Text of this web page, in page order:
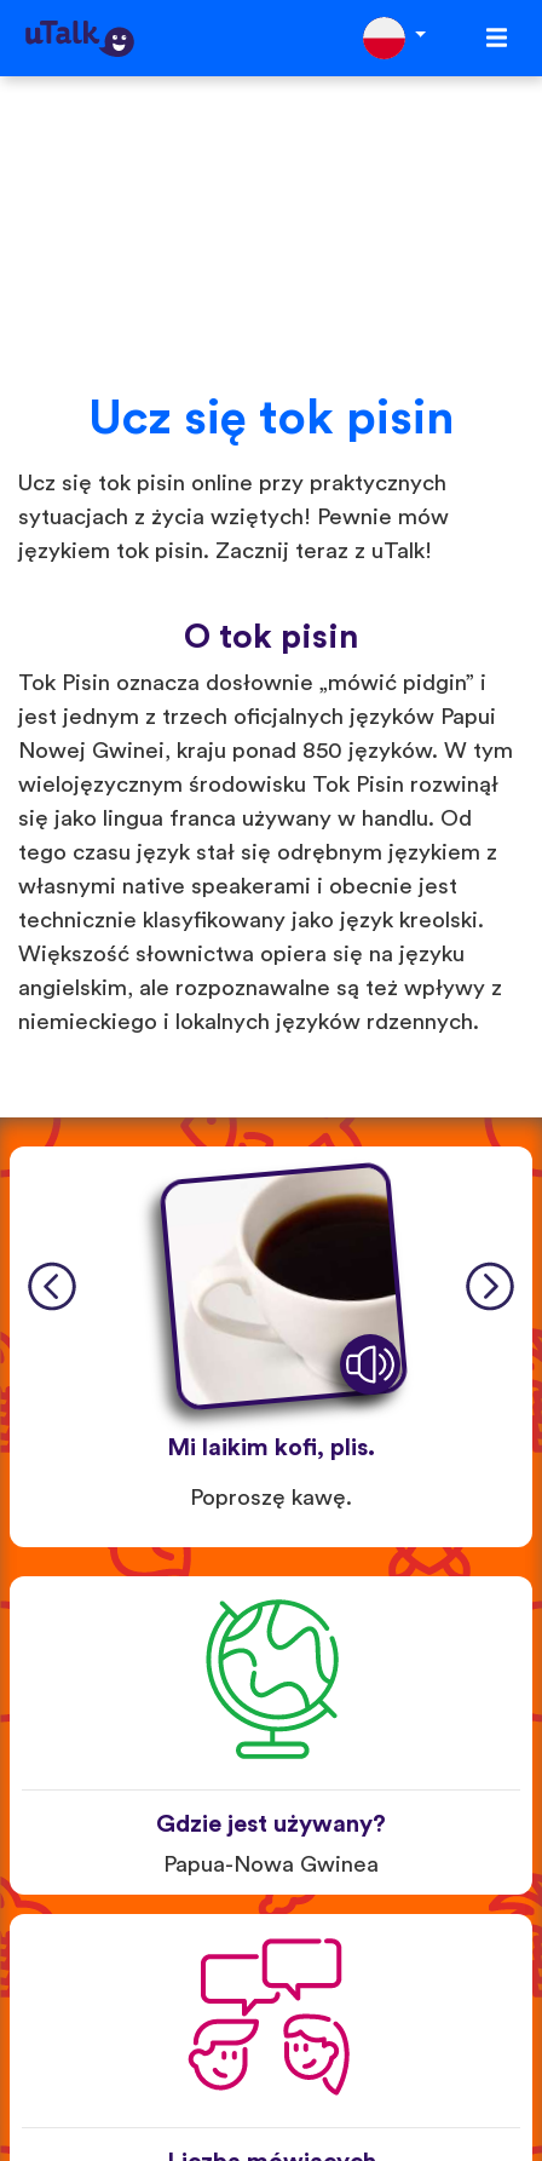
Ucz się tok pisin
Ucz się tok pisin online przy praktycznych
sytuacjach z życia wziętych! Pewnie mów
językiem tok pisin. Zacznij teraz z uTalk!
O tok pisin
Tok Pisin oznacza dosłownie „mówić pidgin” i
jest jednym z trzech oficjalnych języków Papui
Nowej Gwinei, kraju ponad 850 języków. W tym
wielojęzycznym środowisku Tok Pisin rozwinął
się jako lingua franca używany w handlu. Od
tego czasu język stał się odrębnym językiem z
własnymi native speakerami i obecnie jest
technicznie klasyfikowany jako język kreolski.
Większość słownictwa opiera się na języku
angielskim, ale rozpoznawalne są też wpływy z
niemieckiego i lokalnych języków rdzennych.
Mi laikim kofi, plis.
Poproszę kawę.
Gdzie jest używany?
Papua-Nowa Gwinea